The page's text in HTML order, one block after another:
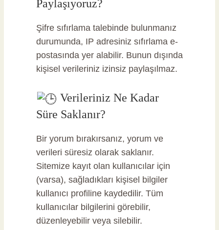
Paylaşıyoruz?
Şifre sıfırlama talebinde bulunmanız
durumunda, IP adresiniz sıfırlama e-
postasında yer alabilir. Bunun dışında
kişisel verileriniz izinsiz paylaşılmaz.
Verileriniz Ne Kadar
Süre Saklanır?
Bir yorum bırakırsanız, yorum ve
verileri süresiz olarak saklanır.
Sitemize kayıt olan kullanıcılar için
(varsa), sağladıkları kişisel bilgiler
kullanıcı profiline kaydedilir. Tüm
kullanıcılar bilgilerini görebilir,
düzenleyebilir veya silebilir.